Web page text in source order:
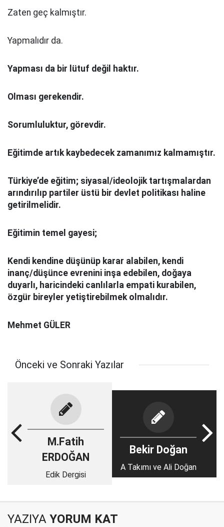
Zaten geç kalmıştır.
Yapmalıdır da.
Yapması da bir lütuf değil haktır.
Olması gerekendir.
Sorumluluktur, görevdir.
Eğitimde artık kaybedecek zamanımız kalmamıştır.
Türkiye’de eğitim; siyasal/ideolojik tartışmalardan
arındırılıp partiler üstü bir devlet politikası haline
getirilmelidir.
Eğitimin temel gayesi;
Kendi kendine düşünüp karar alabilen, kendi
inanç/düşünce evrenini inşa edebilen, doğaya
duyarlı, haricindeki canlılarla empati kurabilen,
özgür bireyler yetiştirebilmek olmalıdır.
Mehmet GÜLER
Önceki ve Sonraki Yazılar
M.Fatih
ERDOĞAN
Edik Dergisi
Bekir Doğan
A Takımı ve Ali Doğan
YAZIYA YORUM KAT